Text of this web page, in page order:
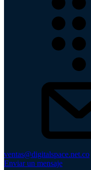
ventas@digitalspace.net.co
Enviar un mensaje